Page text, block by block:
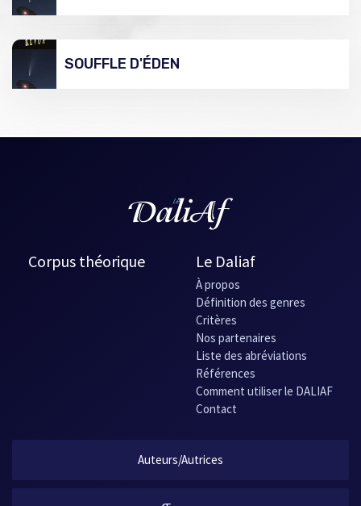
SOUFFLE D'ÉDEN
Corpus théorique Le Daliaf
À propos
Définition des genres
Critères
Nos partenaires
Liste des abréviations
Références
Comment utiliser le DALIAF
Contact
Auteurs/Autrices